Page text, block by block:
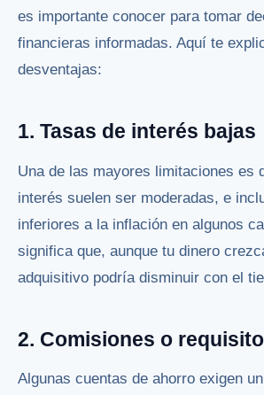
es importante conocer para tomar
financieras informadas. Aquí te
desventajas:
1. Tasas de interés bajas
Una de las mayores limitaciones es
interés suelen ser moderadas, e
inferiores a la inflación en algunos
significa que, aunque tu dinero
adquisitivo podría disminuir con el
2. Comisiones o
Algunas cuentas de ahorro exigen